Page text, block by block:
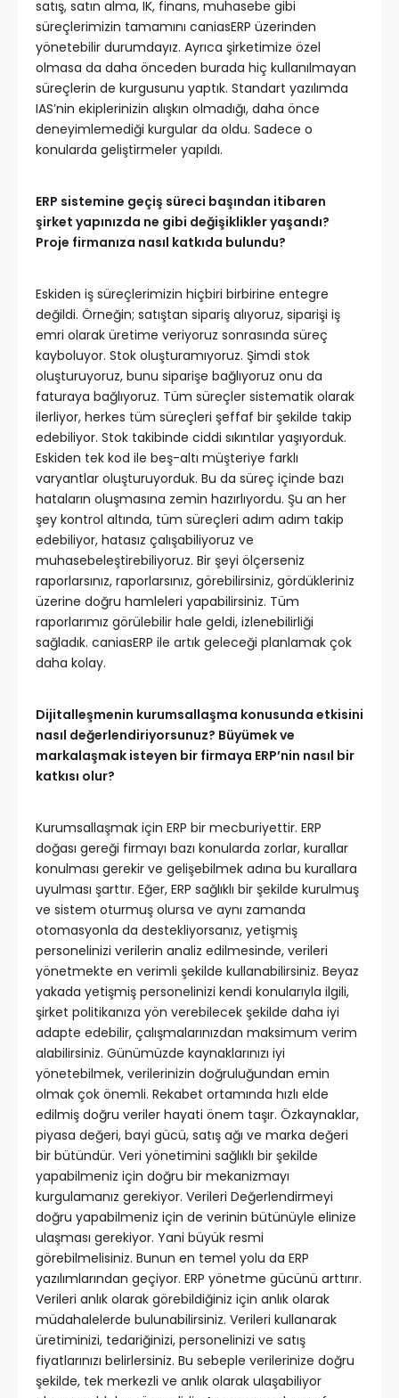
satış, satın alma, IK, finans, muhasebe gibi
süreçlerimizin tamamını caniasERP üzerinden
yönetebilir durumdayız. Ayrıca şirketimize özel
olmasa da daha önceden burada hiç kullanılmayan
süreçlerin de kurgusunu yaptık. Standart yazılımda
IAS’nin ekiplerinizin alışkın olmadığı, daha önce
deneyimlemediği kurgular da oldu. Sadece o
konularda geliştirmeler yapıldı.
ERP sistemine geçiş süreci başından itibaren
şirket yapınızda ne gibi değişiklikler yaşandı?
Proje firmanıza nasıl katkıda bulundu?
Eskiden iş süreçlerimizin hiçbiri birbirine entegre
değildi. Örneğin; satıştan sipariş alıyoruz, siparişi iş
emri olarak üretime veriyoruz sonrasında süreç
kayboluyor. Stok oluşturamıyoruz. Şimdi stok
oluşturuyoruz, bunu siparişe bağlıyoruz onu da
faturaya bağlıyoruz. Tüm süreçler sistematik olarak
ilerliyor, herkes tüm süreçleri şeffaf bir şekilde takip
edebiliyor. Stok takibinde ciddi sıkıntılar yaşıyorduk.
Eskiden tek kod ile beş-altı müşteriye farklı
varyantlar oluşturuyorduk. Bu da süreç içinde bazı
hataların oluşmasına zemin hazırlıyordu. Şu an her
şey kontrol altında, tüm süreçleri adım adım takip
edebiliyor, hatasız çalışabiliyoruz ve
muhasebeleştirebiliyoruz. Bir şeyi ölçerseniz
raporlarsınız, raporlarsınız, görebilirsiniz, gördükleriniz
üzerine doğru hamleleri yapabilirsiniz. Tüm
raporlarımız görülebilir hale geldi, izlenebilirliği
sağladık. caniasERP ile artık geleceği planlamak çok
daha kolay.
Dijitalleşmenin kurumsallaşma konusunda etkisini
nasıl değerlendiriyorsunuz? Büyümek ve
markalaşmak isteyen bir firmaya ERP’nin nasıl bir
katkısı olur?
Kurumsallaşmak için ERP bir mecburiyettir. ERP
doğası gereği firmayı bazı konularda zorlar, kurallar
konulması gerekir ve gelişebilmek adına bu kurallara
uyulması şarttır. Eğer, ERP sağlıklı bir şekilde kurulmuş
ve sistem oturmuş olursa ve aynı zamanda
otomasyonla da destekliyorsanız, yetişmiş
personelinizi verilerin analiz edilmesinde, verileri
yönetmekte en verimli şekilde kullanabilirsiniz. Beyaz
yakada yetişmiş personelinizi kendi konularıyla ilgili,
şirket politikanıza yön verebilecek şekilde daha iyi
adapte edebilir, çalışmalarınızdan maksimum verim
alabilirsiniz. Günümüzde kaynaklarınızı iyi
yönetebilmek, verilerinizin doğruluğundan emin
olmak çok önemli. Rekabet ortamında hızlı elde
edilmiş doğru veriler hayati önem taşır. Özkaynaklar,
piyasa değeri, bayi gücü, satış ağı ve marka değeri
bir bütündür. Veri yönetimini sağlıklı bir şekilde
yapabilmeniz için doğru bir mekanizmayı
kurgulamanız gerekiyor. Verileri Değerlendirmeyi
doğru yapabilmeniz için de verinin bütünüyle elinize
ulaşması gerekiyor. Yani büyük resmi
görebilmelisiniz. Bunun en temel yolu da ERP
yazılımlarından geçiyor. ERP yönetme gücünü arttırır.
Verileri anlık olarak görebildiğiniz için anlık olarak
müdahalelerde bulunabilirsiniz. Verileri kullanarak
üretiminizi, tedariğinizi, personelinizi ve satış
fiyatlarınızı belirlersiniz. Bu sebeple verilerinize doğru
şekilde, tek merkezli ve anlık olarak ulaşabiliyor